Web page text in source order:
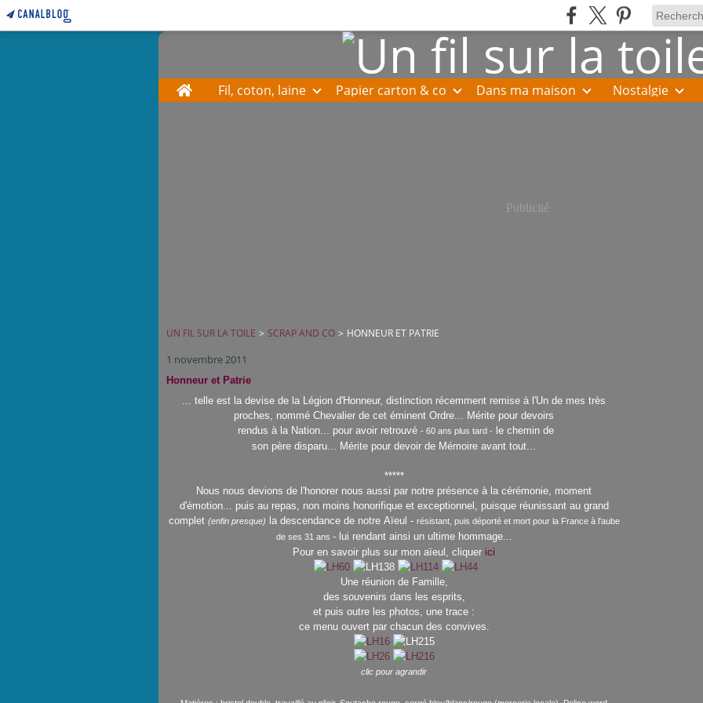
Home Fil, coton, laine Papier carton & co Dans ma maison Nostalgie
Publicité
UN FIL SUR LA TOILE > SCRAP AND CO > HONNEUR ET PATRIE
1 novembre 2011
Honneur et Patrie
... telle est la devise de la Légion d'Honneur, distinction récemment remise à l'Un de mes très
proches, nommé Chevalier de cet éminent Ordre... Mérite pour devoirs
rendus à la Nation... pour avoir retrouvé - 60 ans plus tard -
le chemin de
son père disparu... Mérite pour devoir de Mémoire avant tout...
*****
Nous nous devions de l'honorer nous aussi par notre présence à la cérémonie, moment
d'émotion... puis au repas, non moins honorifique et exceptionnel, puisque réunissant au grand
complet (enfin presque) la descendance de notre Aïeul - résistant, puis déporté et mort pour la France à l'aube
de ses 31 ans - lui rendant ainsi un ultime hommage...
Pour en savoir plus sur mon aïeul, cliquer ici
Une réunion de Famille,
des souvenirs dans les esprits,
et puis outre les photos, une trace :
ce menu ouvert par chacun des convives.
clic pour agrandir